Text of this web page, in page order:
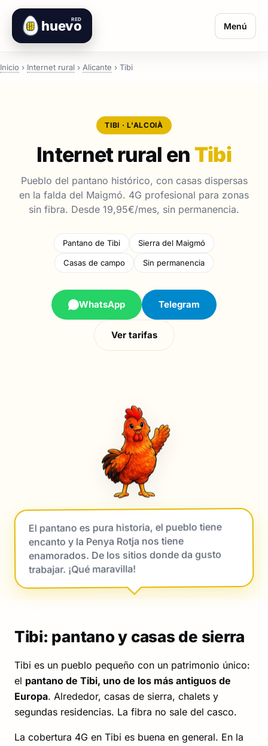
RED
huevo Menú
Inicio › Internet rural › Alicante › Tibi
TIBI · L'ALCOIÀ
Internet rural en Tibi
Pueblo del pantano histórico, con casas dispersas
en la falda del Maigmó. 4G profesional para zonas
sin fibra. Desde 19,95€/mes, sin permanencia.
Pantano de Tibi Sierra del Maigmó
Casas de campo Sin permanencia
WhatsApp Telegram
Ver tarifas
El pantano es pura historia, el pueblo tiene
encanto y la Penya Rotja nos tiene
enamorados. De los sitios donde da gusto
trabajar. ¡Qué maravilla!
Tibi: pantano y casas de sierra
Tibi es un pueblo pequeño con un patrimonio único:
el pantano de Tibi, uno de los más antiguos de
Europa. Alrededor, casas de sierra, chalets y
segundas residencias. La fibra no sale del casco.
La cobertura 4G en Tibi es buena en general. En la